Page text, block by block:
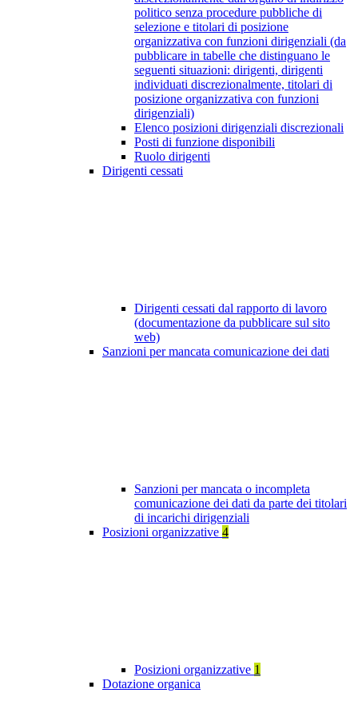
politico senza procedure pubbliche di
selezione e titolari di posizione
organizzativa con funzioni dirigenziali (da
pubblicare in tabelle che distinguano le
seguenti situazioni: dirigenti, dirigenti
individuati discrezionalmente, titolari di
posizione organizzativa con funzioni
dirigenziali)
Elenco posizioni dirigenziali discrezionali
Posti di funzione disponibili
Ruolo dirigenti
Dirigenti cessati
Dirigenti cessati dal rapporto di lavoro
(documentazione da pubblicare sul sito
web)
Sanzioni per mancata comunicazione dei dati
Sanzioni per mancata o incompleta
comunicazione dei dati da parte dei titolari
di incarichi dirigenziali
Posizioni organizzative 4
Posizioni organizzative 1
Dotazione organica